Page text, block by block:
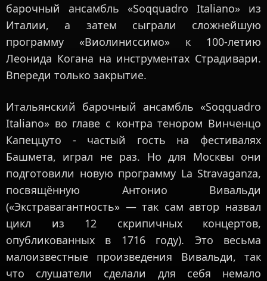
барочный ансамбль «Soqquadro Italiano» из
Италии, а затем сыграли сложнейшую
программу «Виолиниссимо» к 100-летию
Леонида Когана на инструментах Страдивари.
Впереди только закрытие.
Итальянский барочный ансамбль «Soqquadro
Italiano» во главе с контра тенором Винченцо
Капеццуто - частый гость на фестивалях
Башмета, играл не раз. Но для Москвы они
подготовили новую программу La Stravaganza,
посвящённую Антонио Вивальди
(«Экстравагантность» — так сам автор назвал
цикл из 12 скрипичных концертов,
опубликованных в 1716 году). Это весьма
малоизвестные произведения Вивальди, так
что слушатели сделали для себя немало